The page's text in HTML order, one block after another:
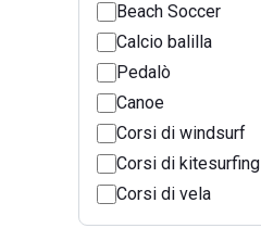
Beach Soccer
Calcio balilla
Pedalò
Canoe
Corsi di windsurf
Corsi di kitesurfing
Corsi di vela